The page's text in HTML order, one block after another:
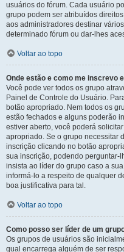
usuários do fórum. Cada usuário
grupo podem ser atribuídos
aos administradores destinar
determinado fórum ou dar-lhes
Voltar ao topo
Onde estão e como me inscrevo
Você pode ver todos os grupo
Painel de Controle do Usuário.
botão apropriado. Nem todos os
estão fechados e alguns poderão
estiver aberto, você poderá
apropriado. Se o grupo necessitar
inscrição clicando no botão
sua inscrição, podendo perguntar-
insista ao líder do grupo caso a
informá-lo a respeito de qualquer
boa justificativa para tal.
Voltar ao topo
Como posso ser líder de um
Os grupos de usuários são
qual encarrega alguém de ser